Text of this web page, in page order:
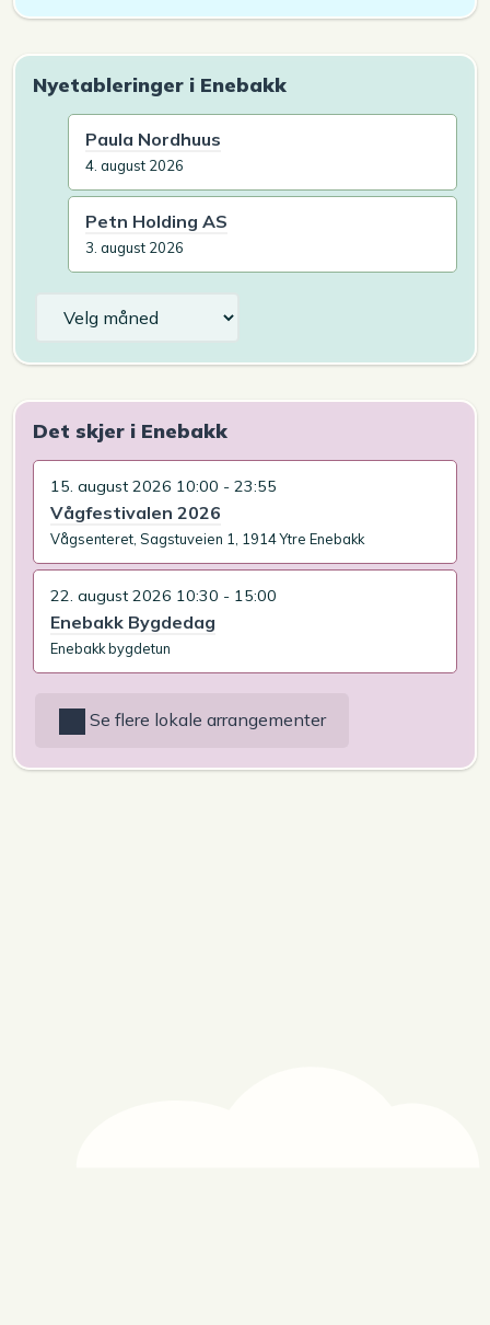
Nyetableringer i Enebakk
Paula Nordhuus
4. august 2026
Petn Holding AS
3. august 2026
Det skjer i Enebakk
15. august 2026 10:00 - 23:55
Vågfestivalen 2026
Vågsenteret, Sagstuveien 1, 1914 Ytre Enebakk
22. august 2026 10:30 - 15:00
Enebakk Bygdedag
Enebakk bygdetun
Se flere lokale arrangementer